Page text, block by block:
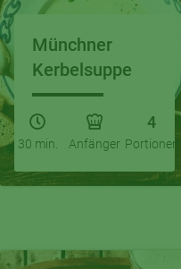
Münchner
Kerbelsuppe
30 min. Anfänger
4
Portionen